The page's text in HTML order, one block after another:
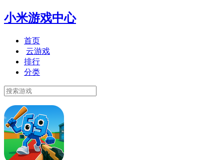
小米游戏中心
首页
云游戏
排行
分类